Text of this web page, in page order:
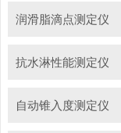
润滑脂滴点测定仪
抗水淋性能测定仪
自动锥入度测定仪